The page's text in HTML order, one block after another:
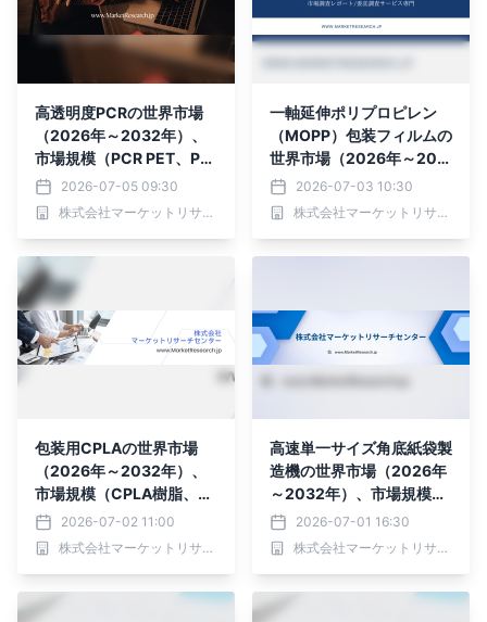
高透明度PCRの世界市場
（2026年～2032年）、
市場規模（PCR PET、PC
R PP、PCR PS、PCRブレ
ンド）・分析レポートを発
表
2026-07-05 09:30
株式会社マーケットリサーチセンター
一軸延伸ポリプロピレン
（MOPP）包装フィルムの
世界市場（2026年～203
2年）、市場規模（厚さ50
µm未満、厚さ51～100 µ
m、厚さ100 µm以上）・
2026-07-03 10:30
株式会社マーケットリサーチセンター
包装用CPLAの世界市場
（2026年～2032年）、
市場規模（CPLA樹脂、射
出成形パッケージ、熱成形
パッケージ、カトラリー・
蓋）・分析レポートを発表
2026-07-02 11:00
株式会社マーケットリサーチセンター
高速単一サイズ角底紙袋製
造機の世界市場（2026年
～2032年）、市場規模
（紙ロール幅≤600mm、
その他）・分析レポートを
発表
2026-07-01 16:30
株式会社マーケットリサーチセンター